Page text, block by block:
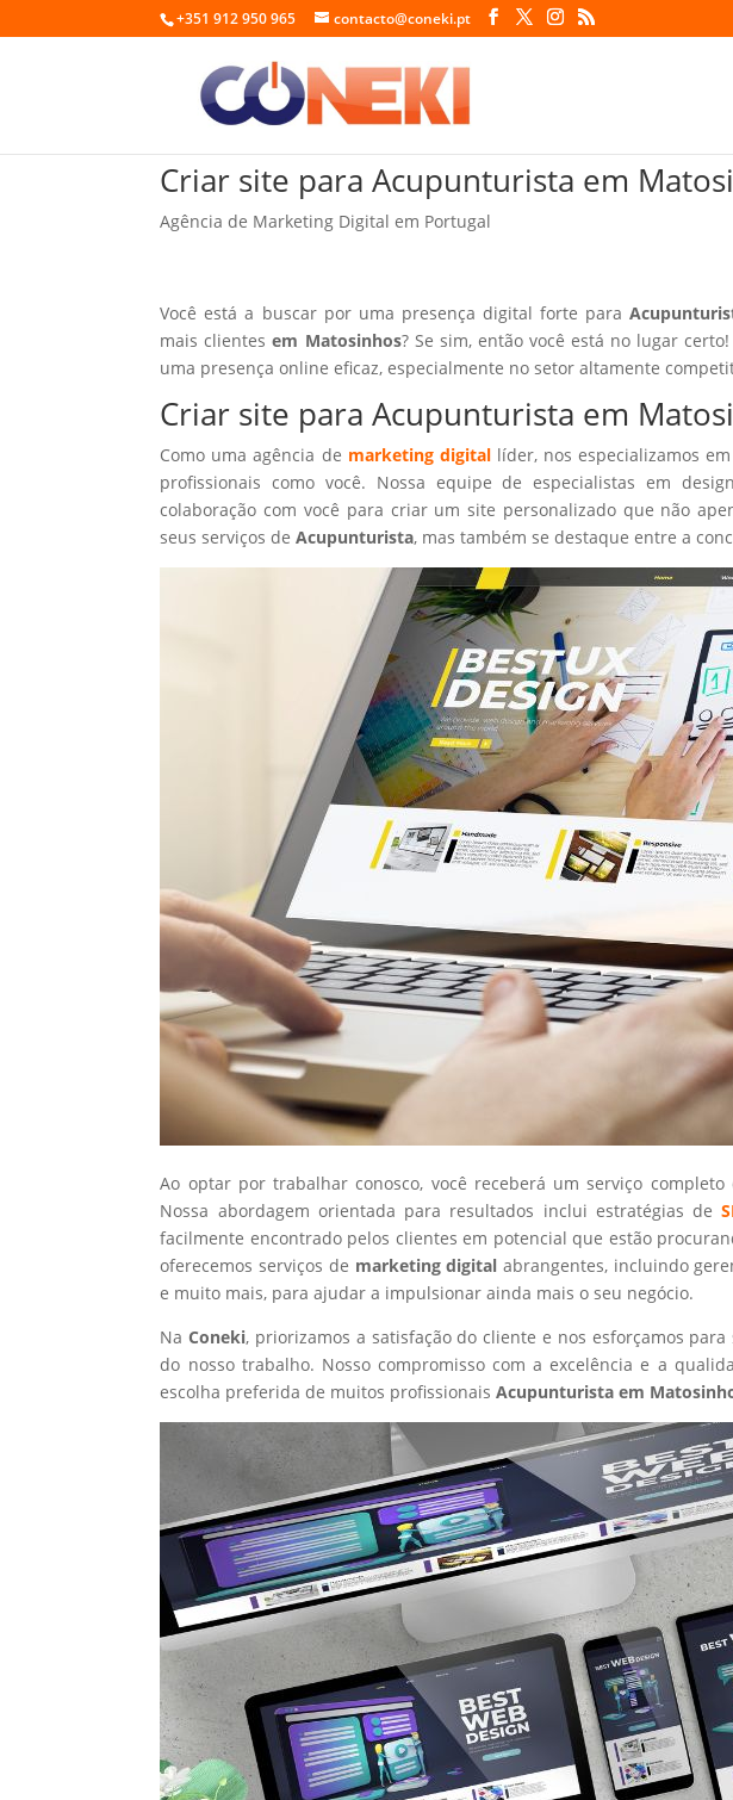
+351 912 950 965 contacto@coneki.pt
Criar site para Acupunturista em
Agência de Marketing Digital em Portugal
Você está a buscar por uma presença digital forte para
mais clientesem Matosinhos? Se sim, então você está no lugar certo!
uma presença online eficaz, especialmente no setor altamente
Criar site para Acupunturista em
Como uma agência de marketing digitallíder, nos especializamos
profissionais como você. Nossa equipe de especialistas em
colaboração com você para criar um site personalizado que não
seus serviços deAcupunturista, mas também se destaque entre a
Ao optar por trabalhar conosco, você receberá um serviço
Nossa abordagem orientada para resultados inclui estratégias de
facilmente encontrado pelos clientes em potencial que estão
oferecemos serviços de marketing digital abrangentes, incluindo
e muito mais, para ajudar a impulsionar ainda mais o seu negócio.
NaConeki, priorizamos a satisfação do cliente e nos esforçamos
do nosso trabalho. Nosso compromisso com a excelência e a
escolha preferida de muitos profissionaisAcupunturista em